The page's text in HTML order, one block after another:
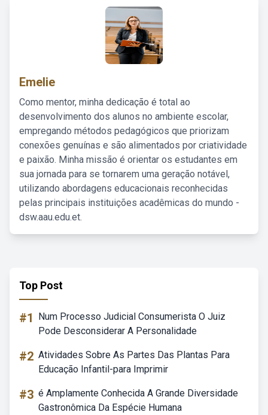
Emelie
Como mentor, minha dedicação é total ao
desenvolvimento dos alunos no ambiente escolar,
empregando métodos pedagógicos que priorizam
conexões genuínas e são alimentados por criatividade
e paixão. Minha missão é orientar os estudantes em
sua jornada para se tornarem uma geração notável,
utilizando abordagens educacionais reconhecidas
pelas principais instituições acadêmicas do mundo -
dsw.aau.edu.et.
Top Post
#1
Num Processo Judicial Consumerista O Juiz
Pode Desconsiderar A Personalidade
#2 Atividades Sobre As Partes Das Plantas Para
Educação Infantil-para Imprimir
#3 é Amplamente Conhecida A Grande Diversidade
Gastronômica Da Espécie Humana